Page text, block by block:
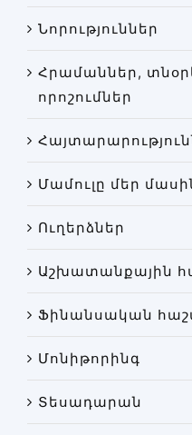
Նորություններ
Հրամաններ,
որոշումներ
Մամուլը մեր
Ուղերձներ
Աշխատանքային
Ֆինանսական
Մոնիթորինգ
Տեսադարան